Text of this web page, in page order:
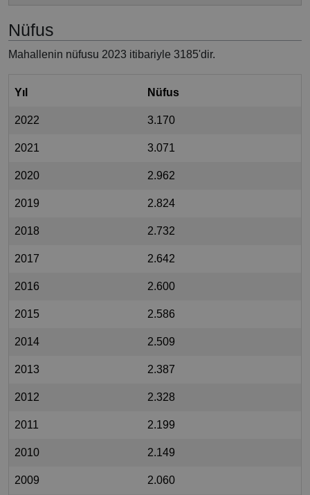
Nüfus
Mahallenin nüfusu 2023 itibariyle 3185'dir.
Yıl Nüfus
2022 3.170
2021 3.071
2020 2.962
2019 2.824
2018 2.732
2017 2.642
2016 2.600
2015 2.586
2014 2.509
2013 2.387
2012 2.328
2011 2.199
2010 2.149
2009 2.060